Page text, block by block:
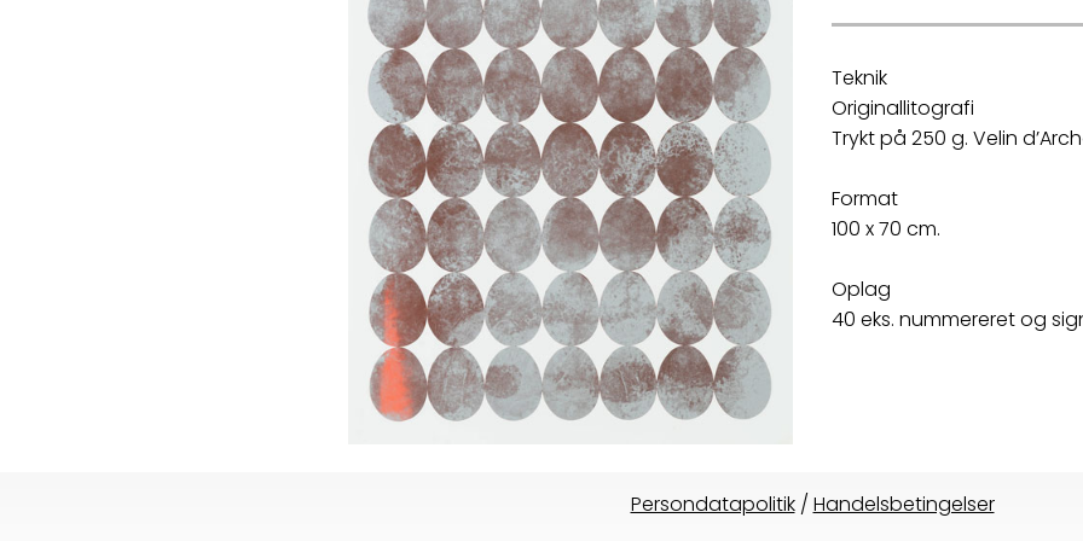
Teknik
Originallitografi
Trykt på 250 g. Velin
Format
100 x 70 cm.
Oplag
40 eks. nummereret og
Persondatapolitik/ Handelsbetingelser